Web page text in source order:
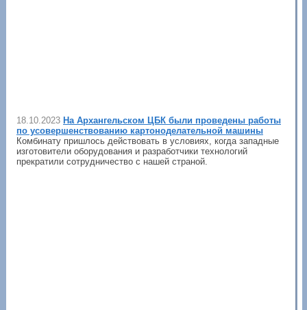
18.10.2023 На Архангельском ЦБК были проведены работы
по усовершенствованию картоноделательной машины
Комбинату пришлось действовать в условиях, когда западные
изготовители оборудования и разработчики технологий
прекратили сотрудничество с нашей страной.